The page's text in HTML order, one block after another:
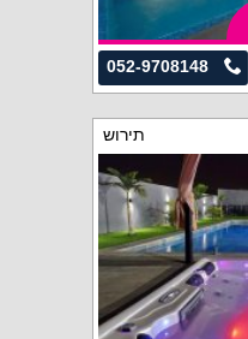
052-9708148
תירוש